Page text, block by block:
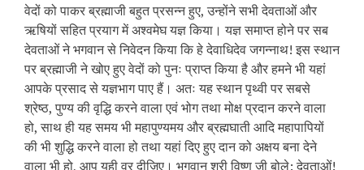
वेदों को पाकर ब्रह्माजी बहुत प्रसन्न हुए, उन्होंने सभी देवताओं और
ऋषियों सहित प्रयाग में अश्वमेघ यज्ञ किया। यज्ञ समाप्त होने पर सब
देवताओं ने भगवान से निवेदन किया कि हे देवाधिदेव जगन्नाथ! इस स्थान
पर ब्रह्माजी ने खोए हुए वेदों को पुनः प्राप्त किया है और हमने भी यहां
आपके प्रसाद से यज्ञभाग पाए हैं। अतः यह स्थान पृथ्वी पर सबसे
श्रेष्ठ, पुण्य की वृद्धि करने वाला एवं भोग तथा मोक्ष प्रदान करने वाला
हो, साथ ही यह समय भी महापुण्यमय और ब्रह्मघाती आदि महापापियों
की भी शुद्धि करने वाला हो तथा यहां दिए हुए दान को अक्षय बना देने
वाला भी हो, आप यही वर दीजिए। भगवान श्री विष्णु जी बोले: देवताओं!